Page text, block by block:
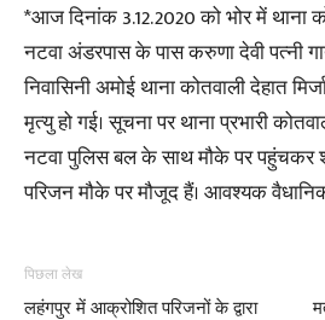
*आज दिनांक 3.12.2020 को भोर में थाना
नटवा अंडरपास के पास करुणा देवी पत्नी
निवासिनी अमोई थाना कोतवाली देहात
मृत्यु हो गई। सूचना पर थाना प्रभारी
नटवा पुलिस बल के साथ मौके पर पहुंचकर
परिजन मौके पर मौजूद हैं। आवश्यक वैधानिक
पिछला लेख
लहंगपुर में आक्रोशित परिजनों के द्वारा